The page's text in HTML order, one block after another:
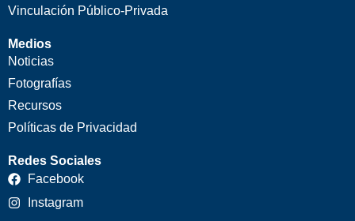
Vinculación Público-Privada
Medios
Noticias
Fotografías
Recursos
Políticas de Privacidad
Redes Sociales
Facebook
Instagram